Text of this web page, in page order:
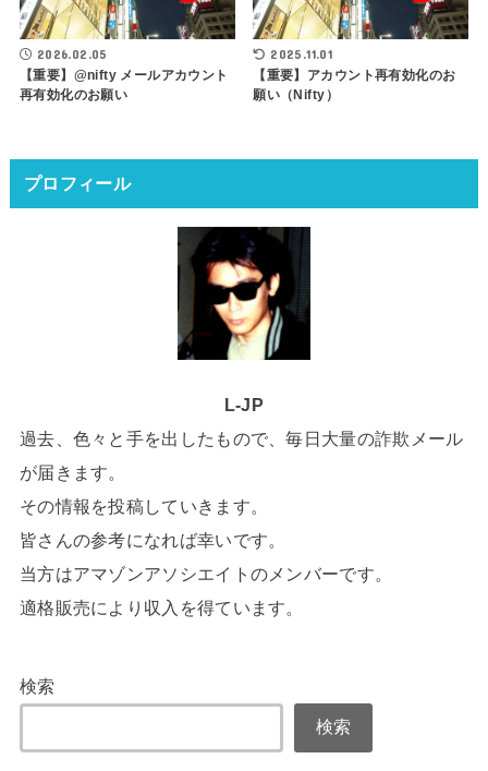
2026.02.05
【重要】@nifty メールアカウント
再有効化のお願い
2025.11.01
【重要】アカウント再有効化のお
願い（Nifty）
プロフィール
L-JP
過去、色々と手を出したもので、毎日大量の詐欺メール
が届きます。
その情報を投稿していきます。
皆さんの参考になれば幸いです。
当方はアマゾンアソシエイトのメンバーです。
適格販売により収入を得ています。
検索
検索